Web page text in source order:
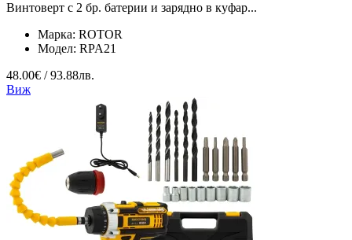
Винтоверт с 2 бр. батерии и зарядно в куфар...
Марка: ROTOR
Модел: RPA21
48.00€ / 93.88лв.
Виж